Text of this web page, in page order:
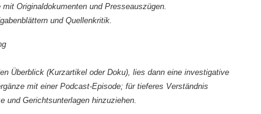
Originaldokumenten und Presseauszügen.
und Quellenkritik.
Überblick (Kurzartikel oder Doku), lies dann eine investigative
mit einer Podcast-Episode; für tieferes Verständnis
und Gerichtsunterlagen hinzuziehen.